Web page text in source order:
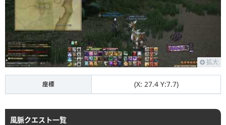
拡大
座標 (X: 27.4 Y:7.7)
風脈クエスト一覧